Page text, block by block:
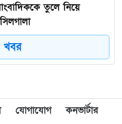
তুলে নিয়ে
মালিককে ২৫
পুরস্কার ২০২৫ : সেরা
জায়গা করে নিলেন
খবর
যোগাযোগ
কনভার্টার